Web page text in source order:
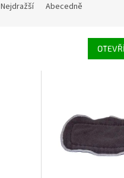
Nejdražší Abecedně